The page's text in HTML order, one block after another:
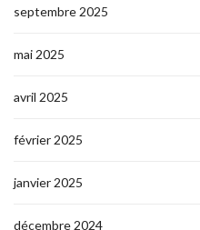
septembre 2025
mai 2025
avril 2025
février 2025
janvier 2025
décembre 2024